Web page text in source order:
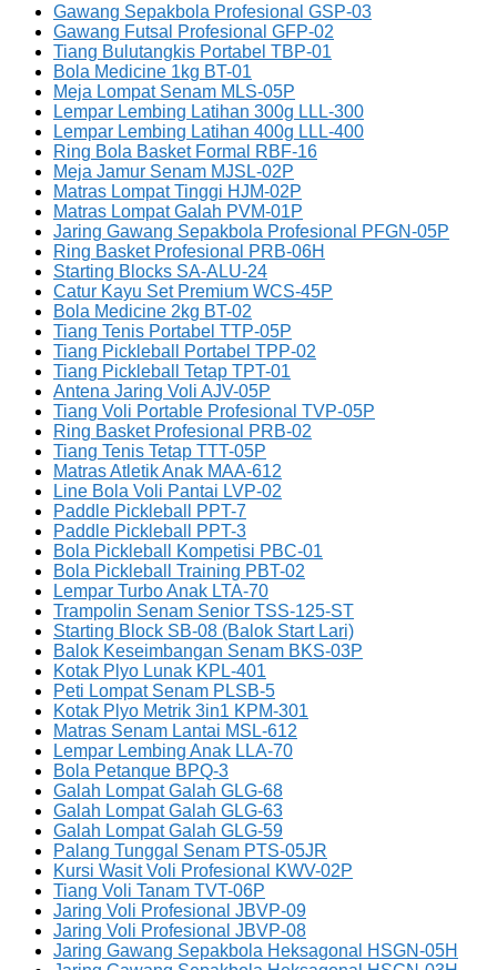
Gawang Sepakbola Profesional GSP-03
Gawang Futsal Profesional GFP-02
Tiang Bulutangkis Portabel TBP-01
Bola Medicine 1kg BT-01
Meja Lompat Senam MLS-05P
Lempar Lembing Latihan 300g LLL-300
Lempar Lembing Latihan 400g LLL-400
Ring Bola Basket Formal RBF-16
Meja Jamur Senam MJSL-02P
Matras Lompat Tinggi HJM-02P
Matras Lompat Galah PVM-01P
Jaring Gawang Sepakbola Profesional PFGN-05P
Ring Basket Profesional PRB-06H
Starting Blocks SA-ALU-24
Catur Kayu Set Premium WCS-45P
Bola Medicine 2kg BT-02
Tiang Tenis Portabel TTP-05P
Tiang Pickleball Portabel TPP-02
Tiang Pickleball Tetap TPT-01
Antena Jaring Voli AJV-05P
Tiang Voli Portable Profesional TVP-05P
Ring Basket Profesional PRB-02
Tiang Tenis Tetap TTT-05P
Matras Atletik Anak MAA-612
Line Bola Voli Pantai LVP-02
Paddle Pickleball PPT-7
Paddle Pickleball PPT-3
Bola Pickleball Kompetisi PBC-01
Bola Pickleball Training PBT-02
Lempar Turbo Anak LTA-70
Trampolin Senam Senior TSS-125-ST
Starting Block SB-08 (Balok Start Lari)
Balok Keseimbangan Senam BKS-03P
Kotak Plyo Lunak KPL-401
Peti Lompat Senam PLSB-5
Kotak Plyo Metrik 3in1 KPM-301
Matras Senam Lantai MSL-612
Lempar Lembing Anak LLA-70
Bola Petanque BPQ-3
Galah Lompat Galah GLG-68
Galah Lompat Galah GLG-63
Galah Lompat Galah GLG-59
Palang Tunggal Senam PTS-05JR
Kursi Wasit Voli Profesional KWV-02P
Tiang Voli Tanam TVT-06P
Jaring Voli Profesional JBVP-09
Jaring Voli Profesional JBVP-08
Jaring Gawang Sepakbola Heksagonal HSGN-05H